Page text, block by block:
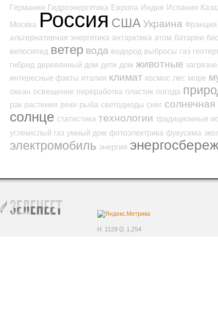
Германия Гидроэнергетика Европа Индия Испания
Москва Россия США Украина Франция
альтернативная энергетика антарктика атом батареи
велосипед ветер вода водород выбросы газ
гибрид деревянный дом дети дом животные
интересные факты италия климат космос лес море
океан освещение переработка пластик погода
рак растения реки рыба светодиоды снег солнечная
солнце статистика технологии традиционные
углекислый газ умный дом фотоэлектрика фукусима
электромобиль энергия
H. 1129 Q. 1,254